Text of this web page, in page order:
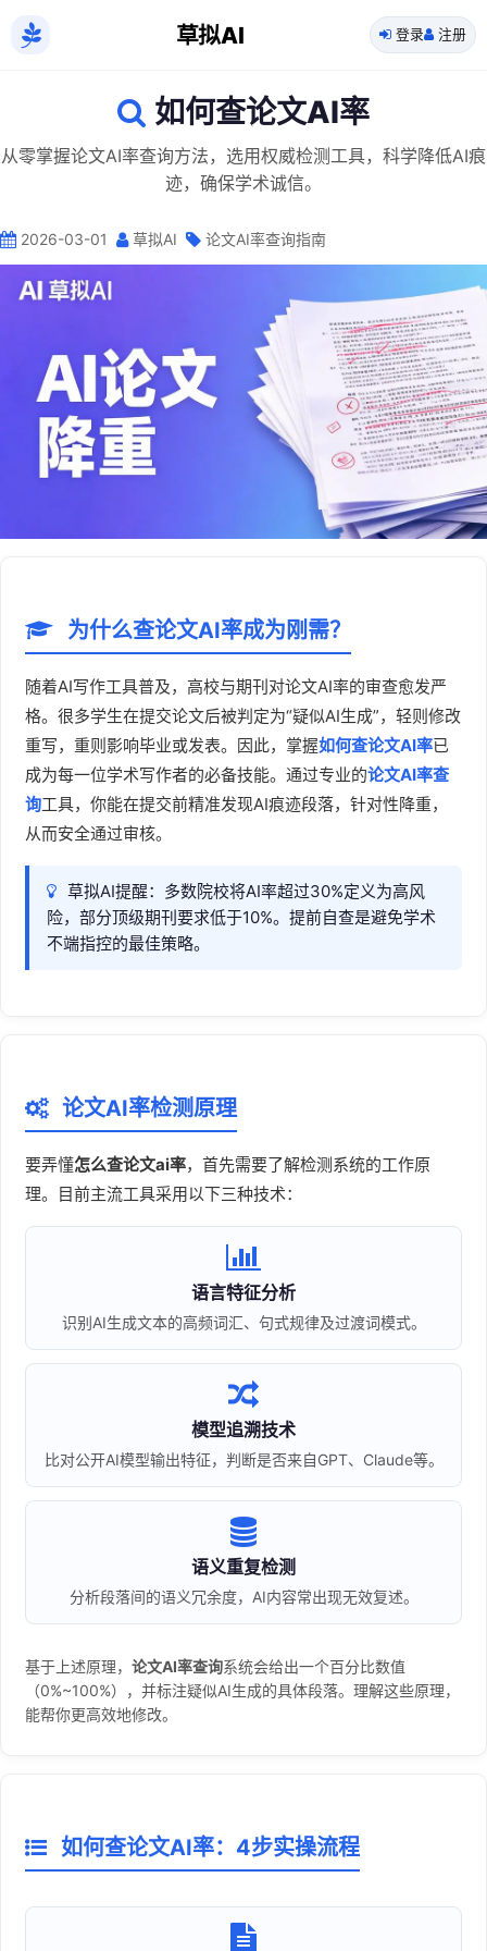
草拟AI 登录 注册
如何查论文AI率
从零掌握论文AI率查询方法，选用权威检测工具，科学降低AI痕
迹，确保学术诚信。
2026-03-01 草拟AI 论文AI率查询指南
为什么查论文AI率成为刚需？
随着AI写作工具普及，高校与期刊对论文AI率的审查愈发严
格。很多学生在提交论文后被判定为“疑似AI生成”，轻则修改
重写，重则影响毕业或发表。因此，掌握如何查论文AI率已
成为每一位学术写作者的必备技能。通过专业的论文AI率查
询工具，你能在提交前精准发现AI痕迹段落，针对性降重，
从而安全通过审核。
草拟AI提醒：多数院校将AI率超过30%定义为高风
险，部分顶级期刊要求低于10%。提前自查是避免学术
不端指控的最佳策略。
论文AI率检测原理
要弄懂怎么查论文ai率，首先需要了解检测系统的工作原
理。目前主流工具采用以下三种技术：
语言特征分析
识别AI生成文本的高频词汇、句式规律及过渡词模式。
模型追溯技术
比对公开AI模型输出特征，判断是否来自GPT、Claude等。
语义重复检测
分析段落间的语义冗余度，AI内容常出现无效复述。
基于上述原理， 论文AI率查询系统会给出一个百分比数值
（0%~100%），并标注疑似AI生成的具体段落。理解这些原理，
能帮你更高效地修改。
如何查论文AI率：4步实操流程